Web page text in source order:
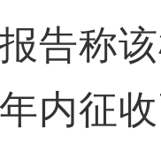
称该
内征